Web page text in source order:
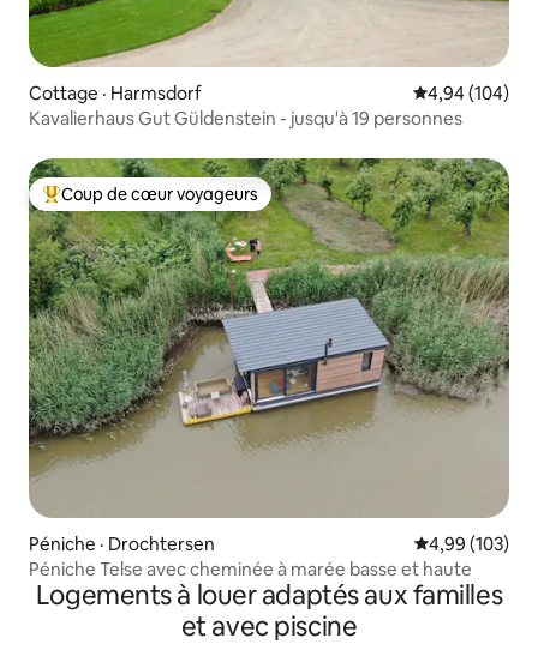
Cottage · Harmsdorf Note
4,94 (104)
Kavalierhaus Gut Güldenstein - jusqu'à 19 personnes
Coup de cœur voyageurs parmi les plus aimés
Coup de cœur voyageurs
Péniche · Drochtersen Note
4,99 (103)
Péniche Telse avec cheminée à marée basse et haute
Logements à louer adaptés aux familles
et avec piscine